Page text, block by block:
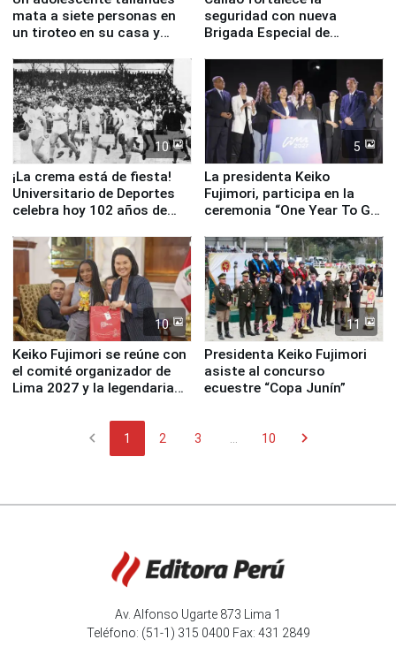
mata a siete personas en
un tiroteo en su casa y
seguridad con nueva
Brigada Especial de
equipamiento para
Serenazgo
10
¡La crema está de fiesta!
Universitario de Deportes
celebra hoy 102 años de
5
La presidenta Keiko
Fujimori, participa en la
ceremonia “One Year To Go
10
Keiko Fujimori se reúne con
el comité organizador de
Lima 2027 y la legendaria
11
Presidenta Keiko Fujimori
asiste al concurso
ecuestre “Copa Junín”
chevron_left 1 2 3 10 chevron_right
Av. Alfonso Ugarte 873 Lima 1
Teléfono: (51-1) 315 0400 Fax: 431 2849